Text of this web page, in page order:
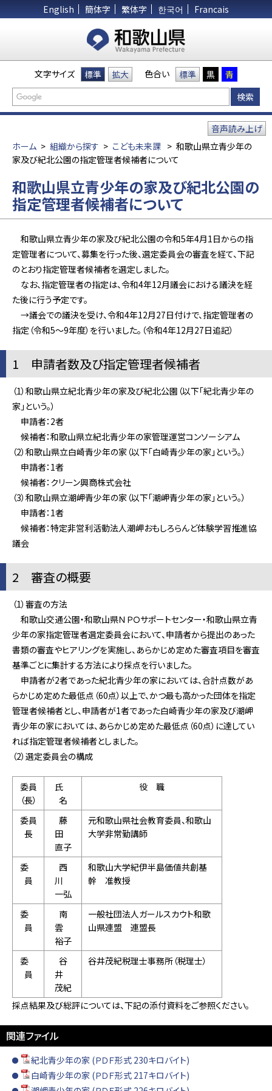
English 簡体字 繁体字 한국어 Francais
文字サイズ 標準 拡大 色合い 標準 黒 青
ホーム > 組織から探す > こども未来課 > 和歌山県立青少年の
家及び紀北公園の指定管理者候補者について
音声読み上げ
和歌山県立青少年の家及び紀北公園の
指定管理者候補者について
和歌山県立青少年の家及び紀北公園の令和5年4月1日からの指
定管理者について、募集を行った後、選定委員会の審査を経て、下記
のとおり指定管理者候補者を選定しました。
なお、指定管理者の指定は、令和4年12月議会における議決を経
た後に行う予定です。
→議会での議決を受け、令和4年12月27日付けで、指定管理者の
指定（令和5～9年度）を行いました。（令和4年12月27日追記）
1 申請者数及び指定管理者候補者
（1）和歌山県立紀北青少年の家及び紀北公園（以下「紀北青少年の
家」という。）
申請者：2者
候補者：和歌山県立紀北青少年の家管理運営コンソーシアム
（2）和歌山県立白崎青少年の家（以下「白崎青少年の家」という。）
申請者：1者
候補者：クリーン興商株式会社
（3）和歌山県立潮岬青少年の家（以下「潮岬青少年の家」という。）
申請者：1者
候補者：特定非営利活動法人潮岬おもしろらんど体験学習推進協
議会
2 審査の概要
（1）審査の方法
和歌山交通公園・和歌山県ＮＰＯサポートセンター・和歌山県立青
少年の家指定管理者選定委員会において、申請者から提出のあった
書類の審査やヒアリングを実施し、あらかじめ定めた審査項目を審査
基準ごとに集計する方法により採点を行いました。
申請者が2者であった紀北青少年の家においては、合計点数があ
らかじめ定めた最低点（60点）以上で、かつ最も高かった団体を指定
管理者候補者とし、申請者が1者であった白崎青少年の家及び潮岬
青少年の家においては、あらかじめ定めた最低点（60点）に達してい
れば指定管理者候補者としました。
（2）選定委員会の構成
委員
（長）
氏
名
役 職
委員
長
藤
田
直子
元和歌山県社会教育委員、和歌山
大学非常勤講師
委
員
西
川
一弘
和歌山大学紀伊半島価値共創基
幹 准教授
委
員
南
雲
裕子
一般社団法人ガールスカウト和歌
山県連盟 連盟長
委
員
谷
井
茂紀
谷井茂紀税理士事務所（税理士）
採点結果及び総評については、下記の添付資料をご参照ください。
関連ファイル
紀北青少年の家 (ＰＤＦ形式 230キロバイト)
白崎青少年の家 (ＰＤＦ形式 217キロバイト)